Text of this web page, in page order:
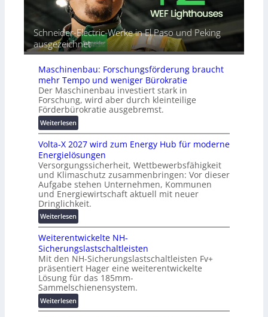
o
m
a
t
i
i
e
r
u
n
g
s
l
ö
s
u
n
g
e
n
r
e
i
h
e
t
G
e
r
ä
e
s
c
h
u
t
z
u
n
d
d
i
g
i
t
a
l
e
T
r
a
n
s
Schneider-Electric-Werke in El Paso und Peking
ausgezeichnet
Maschinenbau: Forschungsförderung braucht
mehr Tempo und weniger Bürokratie
Der Maschinenbau investiert stark in
Forschung, wird aber durch kleinteilige
Förderbürokratie ausgebremst.
Weiterlesen:
M
a
s
c
h
i
n
e
n
b
a
u
:
F
o
r
s
Volta-X 2027 wird zum Energy Hub für moderne
Energielösungen
Versorgungssicherheit, Wettbewerbsfähigkeit
und Klimaschutz zusammenbringen: Vor dieser
Aufgabe stehen Unternehmen, Kommunen
und Energiewirtschaft aktuell mit neuer
Dringlichkeit.
Weiterlesen:
V
o
l
t
a
-
X
2
0
Weiterentwickelte NH-
Sicherungslastschaltleisten
Mit den NH-Sicherungslastschaltleisten Fv+
präsentiert Hager eine weiterentwickelte
Lösung für das 185mm-
Sammelschienensystem.
Weiterlesen:
W